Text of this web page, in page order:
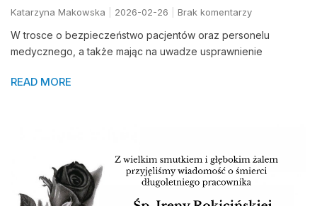
Katarzyna Makowska 2026-02-26 Brak komentarzy
W trosce o bezpieczeństwo pacjentów oraz personelu
medycznego, a także mając na uwadze usprawnienie
READ MORE